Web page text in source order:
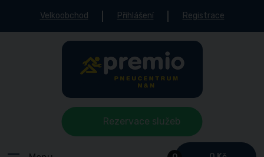
Velkoobchod Přihlášení Registrace
Rezervace služeb